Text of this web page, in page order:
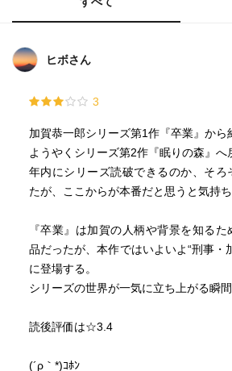
ヒボさん
3
加賀恭一郎シリーズ第1作『卒業』から
ようやくシリーズ第2作『眠りの森』へ
年内にシリーズ読破できるのか、そろ
たが、ここからが本番だと思うと気持ち
『卒業』は加賀の人柄や背景を知る
品だったが、本作ではいよいよ“刑事・
に登場する。
シリーズの世界が一気に立ち上がる瞬間
読後評価は☆3.4
(´ρ｀*)ｺﾎﾝ